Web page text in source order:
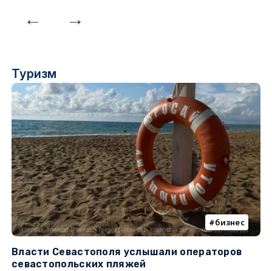
Туризм
бизнес
Власти Севастополя услышали операторов
севастопольских пляжей